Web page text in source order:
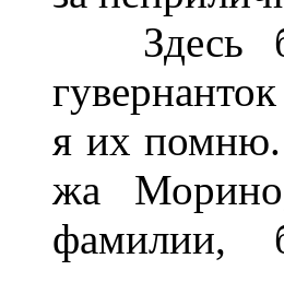
Здесь
я их помню.
жа
фамилии,